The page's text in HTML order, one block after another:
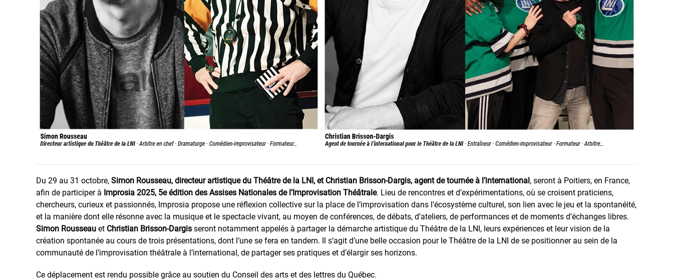
Du 29 au 31 octobre, Simon Rousseau, directeur artistique du Théâtre de la LNI, et Christian Brisson-Dargis, agent de tournée à l’international, seront à Poitiers, en France,
afin de participer à Improsia 2025, 5e édition des Assises Nationales de l’Improvisation Théâtrale. Lieu de rencontres et d’expérimentations, où se croisent praticiens,
chercheurs, curieux et passionnés, Improsia propose une réflexion collective sur la place de l’improvisation dans l’écosystème culturel, son lien avec le jeu et la spontanéité,
et la manière dont elle résonne avec la musique et le spectacle vivant, au moyen de conférences, de débats, d’ateliers, de performances et de moments d’échanges libres.
Simon Rousseau et Christian Brisson-Dargis seront notamment appelés à partager la démarche artistique du Théâtre de la LNI, leurs expériences et leur vision de la
création spontanée au cours de trois présentations, dont l’une se fera en tandem. Il s’agit d’une belle occasion pour le Théâtre de la LNI de se positionner au sein de la
communauté de l’improvisation théâtrale à l’international, de partager ses pratiques et d’élargir ses horizons.
Ce déplacement est rendu possible grâce au soutien du Conseil des arts et des lettres du Québec.